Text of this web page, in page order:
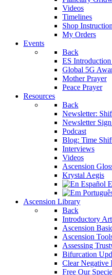
Videos
Timelines
Shop
My Orders
Events
Back
ES
Global 5G
Mother Prayer
Peace Prayer
Resources
Back
Newsletter:
Newsletter
Podcast
Blog: Time
Interviews
Videos
Ascension
Krystal Aegis
Ascension Library
Back
Introductory
Ascension
Ascension
Assessing
Bifurcation
Clear Negative
Free Our